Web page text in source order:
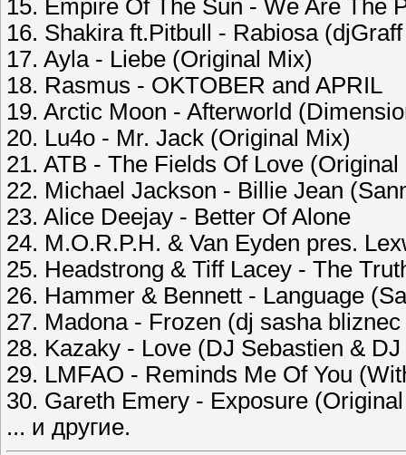
15. Empire Of The Sun - We Are The
16. Shakira ft.Pitbull - Rabiosa
17. Ayla - Liebe (Original Mix)
18. Rasmus - OKTOBER and APRIL
19. Arctic Moon - Afterworld
20. Lu4o - Mr. Jack (Original Mix)
21. ATB - The Fields Of Love (Original
22. Michael Jackson - Billie Jean
23. Alice Deejay - Better Of Alone
24. M.O.R.P.H. & Van Eyden pres.
25. Headstrong & Tiff Lacey - The
26. Hammer & Bennett - Language
27. Madona - Frozen (dj sasha
28. Kazaky - Love (DJ Sebastien &
29. LMFAO - Reminds Me Of You
30. Gareth Emery - Exposure
... и другие.